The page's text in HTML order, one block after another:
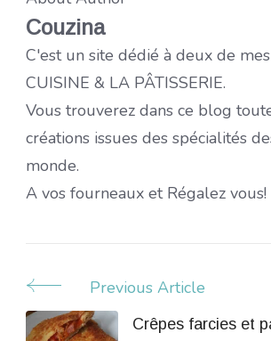
Couzina
C'est un site dédié à deux de
CUISINE & LA PÂTISSERIE.
Vous trouverez dans ce blog
créations issues des spécialités
monde.
A vos fourneaux et Régalez vous!
Post
Navigation
Previous Article
Crêpes farcies et